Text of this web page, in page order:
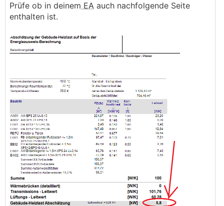
Prüfe ob in deinem EA auch nachfolgende Seite
enthalten ist.